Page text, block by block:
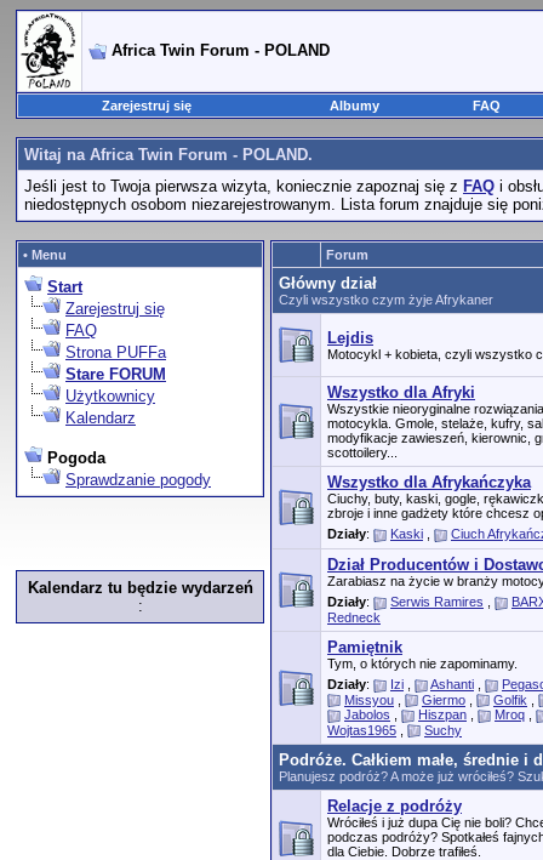
Africa Twin Forum - POLAND
Zarejestruj się Albumy FAQ
Witaj na Africa Twin Forum - POLAND.
Jeśli jest to Twoja pierwsza wizyta, koniecznie zapoznaj się z FAQ i
niedostępnych osobom niezarejestrowanym. Lista forum znajduje się
• Menu
Start
Zarejestruj się
FAQ
Strona PUFFa
Stare FORUM
Użytkownicy
Kalendarz
Pogoda
Sprawdzanie pogody
Kalendarz tu będzie wydarzeń
:
Forum
Główny dział
Czyli wszystko czym żyje Afrykaner
Lejdis
Motocykl + kobieta, czyli wszystko
Wszystko dla Afryki
Wszystkie nieoryginalne
motocykla. Gmole, stelaże, kufry,
modyfikacje zawieszeń, kierownic,
scottoilery...
Wszystko dla Afrykańczyka
Ciuchy, buty, kaski, gogle,
zbroje i inne gadżety które chcesz
Działy: Kaski Ciuch
Dział Producentów i
Zarabiasz na życie w branży
Działy: Serwis Ramires
Redneck
Pamiętnik
Tym, o których nie zapominamy.
Działy: Izi Ashanti
Missyou
Giermo Golfik
Jabolos
Hiszpan Mroq
Wojtas1965
Suchy
Podróże. Całkiem małe, średnie i
Planujesz podróż? A może już wróciłeś?
Relacje z podróży
Wróciłeś i już dupa Cię nie boli?
podczas podróży? Spotkałeś
dla Ciebie. Dobrze trafiłeś.